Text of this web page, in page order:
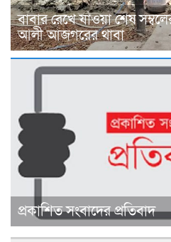
বাবার রেখে যাওয়া শেষ
আলী আজগরের থাবা
প্রকাশিত সংবাদের প্রতিবাদ